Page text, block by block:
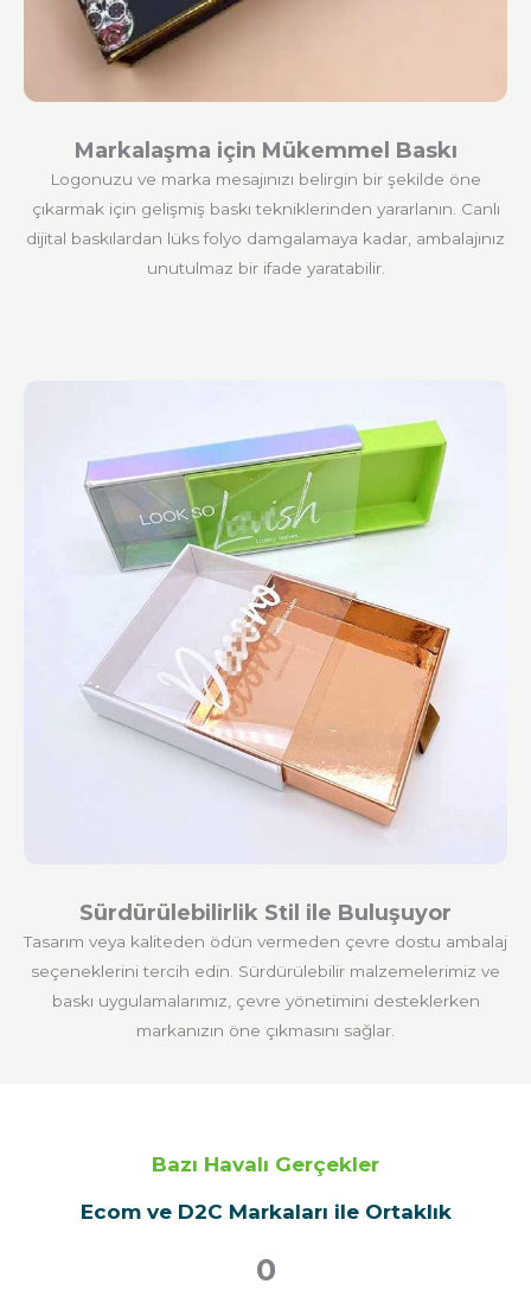
Markalaşma için Mükemmel Baskı
Logonuzu ve marka mesajınızı belirgin bir şekilde öne
çıkarmak için gelişmiş baskı tekniklerinden yararlanın. Canlı
dijital baskılardan lüks folyo damgalamaya kadar, ambalajınız
unutulmaz bir ifade yaratabilir.
Sürdürülebilirlik Stil ile Buluşuyor
Tasarım veya kaliteden ödün vermeden çevre dostu ambalaj
seçeneklerini tercih edin. Sürdürülebilir malzemelerimiz ve
baskı uygulamalarımız, çevre yönetimini desteklerken
markanızın öne çıkmasını sağlar.
Bazı Havalı Gerçekler
Ecom ve D2C Markaları ile Ortaklık
0